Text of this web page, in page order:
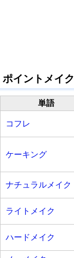
ポイントメイク
単語
コフレ
ケーキング
ナチュラルメイク
ライトメイク
ハードメイク